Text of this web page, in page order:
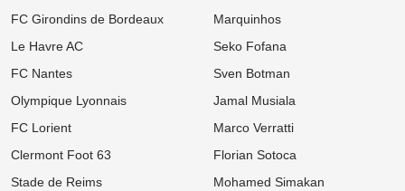
Mercato : L'OM passe à l'attaque pour s'offrir une sensation
égyptienne du Mondial !
08/08 Ligue 1
pour un patron de la défense
08/08 Ligue 1
Mercato Lens : La relance surprise d'un ancien flop de Ligue 1
tentée par les Sang et Or
FC Girondins de Bordeaux
Le Havre AC
FC Nantes
Olympique Lyonnais
FC Lorient
Clermont Foot 63
Stade de Reims
Marquinhos
Seko Fofana
Sven Botman
Jamal Musiala
Marco Verratti
Florian Sotoca
Mohamed Simakan